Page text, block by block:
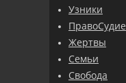
Узники
ПравоСудие
Жертвы
Семьи
Свобода